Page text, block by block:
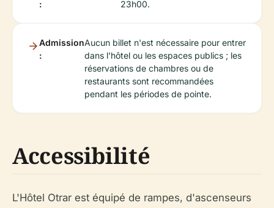
:
23h00.
Admission
:
Aucun billet n'est nécessaire pour entrer
dans l'hôtel ou les espaces publics ; les
réservations de chambres ou de
restaurants sont recommandées
pendant les périodes de pointe.
Accessibilité
L'Hôtel Otrar est équipé de rampes, d'ascenseurs